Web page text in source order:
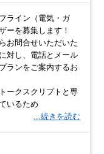
ライン（電気・ガ
ーを募集します！
お問合せいただいた
対し、電話とメール
ランをご案内するお
ークスクリプトと専
いるため
…続きを読む